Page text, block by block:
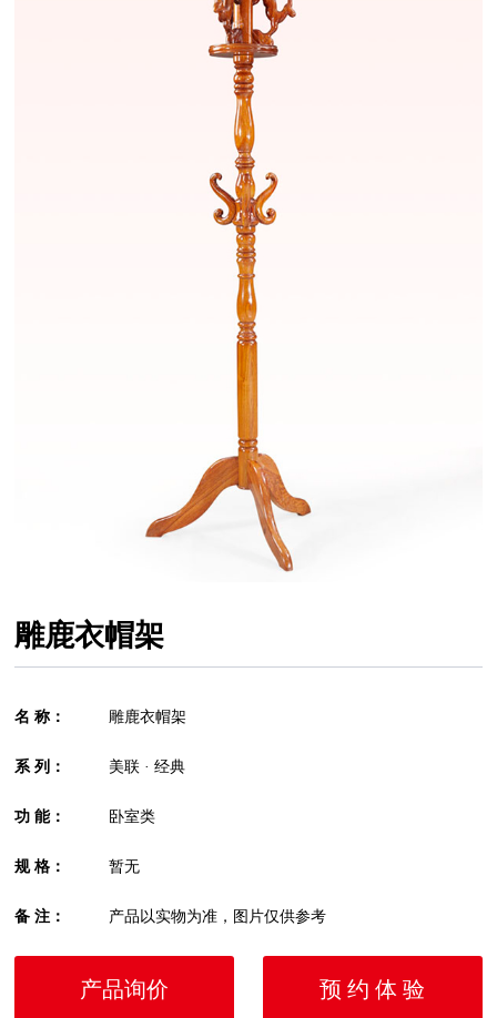
雕鹿衣帽架
名 称： 雕鹿衣帽架
系 列： 美联 · 经典
功 能： 卧室类
规 格： 暂无
备 注： 产品以实物为准，图片仅供参考
产品询价 预 约 体 验